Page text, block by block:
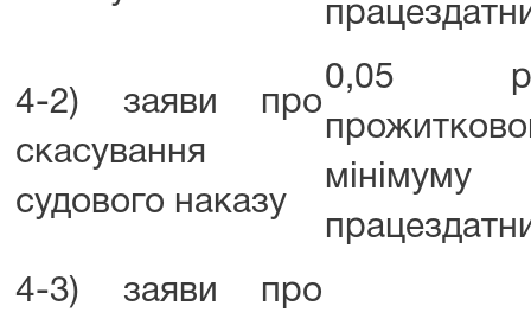
4-2) заяви про
скасування
судового наказу
0,05
4-3) заяви про